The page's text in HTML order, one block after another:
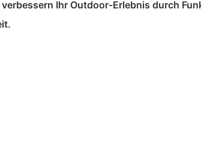
Ihr Outdoor-Erlebnis durch